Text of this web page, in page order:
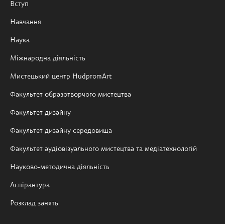
Вступ
Навчання
Наука
Міжнародна діяльність
Мистецький центр HudpromArt
Факультет образотворчого мистецтва
Факультет дизайну
Факультет дизайну середовища
Факультет аудіовізуального мистецтва та медіатехнологій
Науково-методична діяльність
Аспірантура
Розклад занять